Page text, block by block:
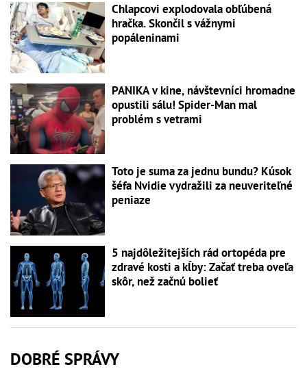
Chlapcovi explodovala obľúbená
hračka. Skončil s vážnymi
popáleninami
PANIKA v kine, návštevníci hromadne
opustili sálu! Spider-Man mal
problém s vetrami
Toto je suma za jednu bundu? Kúsok
šéfa Nvidie vydražili za neuveriteľné
peniaze
5 najdôležitejších rád ortopéda pre
zdravé kosti a kĺby: Začať treba oveľa
skôr, než začnú bolieť
DOBRÉ SPRÁVY